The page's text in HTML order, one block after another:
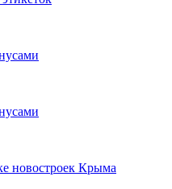
новостроек Крыма